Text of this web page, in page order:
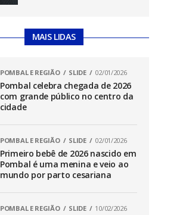
MAIS LIDAS
POMBAL E REGIÃO SLIDE 02/01/2026
Pombal celebra chegada de 2026
com grande público no centro da
cidade
POMBAL E REGIÃO SLIDE 02/01/2026
Primeiro bebê de 2026 nascido em
Pombal é uma menina e veio ao
mundo por parto cesariana
POMBAL E REGIÃO SLIDE 10/02/2026